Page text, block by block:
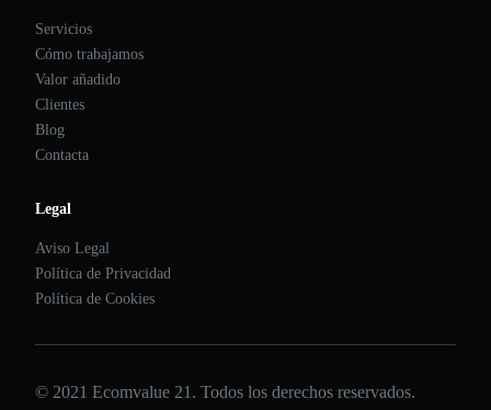
Servicios
Cómo trabajamos
Valor añadido
Clientes
Blog
Contacta
Legal
Aviso Legal
Política de Privacidad
Política de Cookies
© 2021 Ecomvalue 21. Todos los derechos reservados.